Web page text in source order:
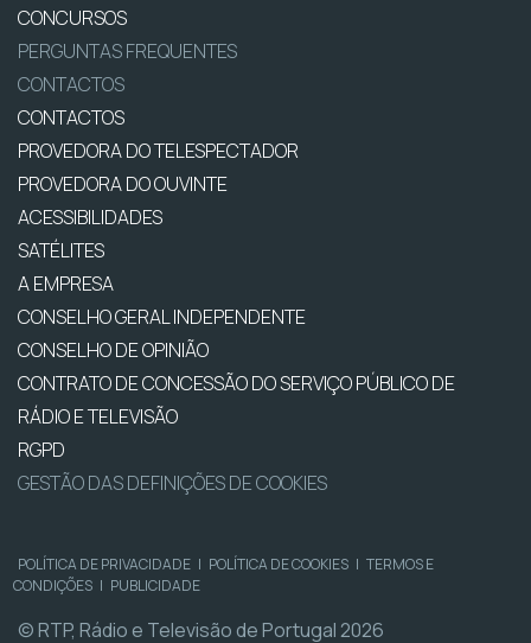
CONCURSOS
PERGUNTAS FREQUENTES
CONTACTOS
CONTACTOS
PROVEDORA DO TELESPECTADOR
PROVEDORA DO OUVINTE
ACESSIBILIDADES
SATÉLITES
A EMPRESA
CONSELHO GERAL INDEPENDENTE
CONSELHO DE OPINIÃO
CONTRATO DE CONCESSÃO DO SERVIÇO PÚBLICO DE
RÁDIO E TELEVISÃO
RGPD
GESTÃO DAS DEFINIÇÕES DE COOKIES
POLÍTICA DE PRIVACIDADE | POLÍTICA DE COOKIES | TERMOS E
CONDIÇÕES | PUBLICIDADE
© RTP, Rádio e Televisão de Portugal 2026